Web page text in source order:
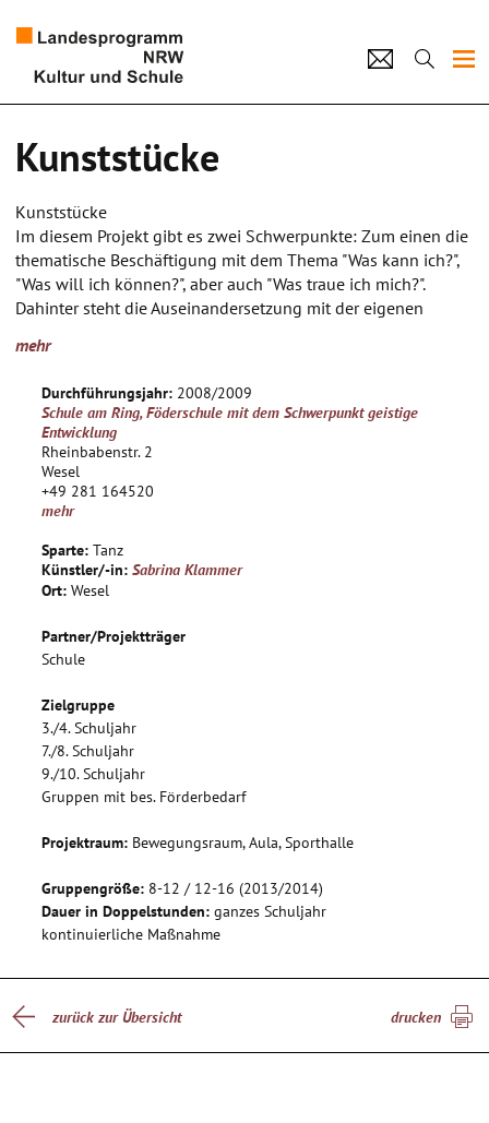
Künstlerpool
Schulen
Kultur und Schule
Kunststücke
Kunststücke
Im diesem Projekt gibt es zwei Schwerpunkte: Zum einen die
thematische Beschäftigung mit dem Thema "Was kann ich?",
"Was will ich können?", aber auch "Was traue ich mich?".
Dahinter steht die Auseinandersetzung mit der eigenen
Es sollen den Schülern also moderne Tanztechniken aus dem
modernen zeitgenössischen Tanzes vermittelt werden. Des
weiteren werden mit diesen Techniken Choreografien
entwickelt, die Geschichten erzählen. Am Ende soll alles zu
einem Gesamtstück zusammengefügt werden und auf einem
Kreativabend präsentiert werden.
mehr
Durchführungsjahr: 2008/2009
Schule am Ring, Föderschule mit dem Schwerpunkt geistige
Entwicklung
Rheinbabenstr. 2
Wesel
+49 281 164520
mehr
Sparte: Tanz
Künstler/-in: Sabrina Klammer
Ort: Wesel
Partner/Projektträger
Schule
Zielgruppe
3./4. Schuljahr
7./8. Schuljahr
9./10. Schuljahr
Gruppen mit bes. Förderbedarf
Projektraum: Bewegungsraum, Aula, Sporthalle
Gruppengröße: 8-12 / 12-16 (2013/2014)
Dauer in Doppelstunden: ganzes Schuljahr
kontinuierliche Maßnahme
zurück zur Übersicht drucken